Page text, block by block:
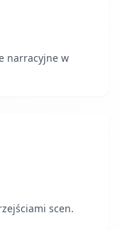
narracyjne w
scen.